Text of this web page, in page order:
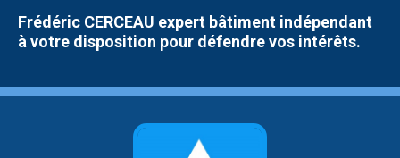
Frédéric CERCEAU expert bâtiment indépendant
à votre disposition pour défendre vos intérêts.